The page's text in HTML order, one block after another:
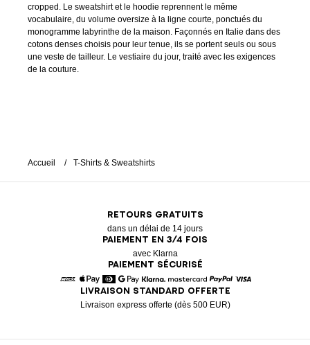
cropped. Le sweatshirt et le hoodie reprennent le même
vocabulaire, du volume oversize à la ligne courte, ponctués du
monogramme labyrinthe de la maison. Façonnés en Italie dans des
cotons denses choisis pour leur tenue, ils se portent seuls ou sous
une veste de tailleur. Le vestiaire du jour, traité avec les exigences
de la couture.
Accueil T-Shirts & Sweatshirts
RETOURS GRATUITS
dans un délai de 14 jours
PAIEMENT EN 3/4 FOIS
avec Klarna
PAIEMENT SÉCURISÉ
American Express
Apple Pay
DinersGoogle Pay
Klarna MastercardPaypal
LIVRAISON STANDARD OFFERTE
Livraison express offerte (dès 500 EUR)